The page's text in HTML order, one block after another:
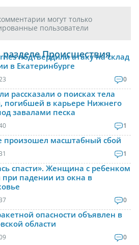
могут только
пользователи
Происшествия
подтвердили атаку на склад
в Екатеринбурге
0
рассказали о поисках тела
погибшей в карьере Нижнего
завалами песка
1
произошел масштабный сбой
1
спасти». Женщина с ребенком
при падении из окна в
0
опасности объявлен в
области
0